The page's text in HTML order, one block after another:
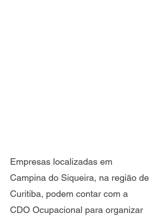
Empresas localizadas em
Campina do Siqueira, na região de
Curitiba, podem contar com a
CDO Ocupacional para organizar